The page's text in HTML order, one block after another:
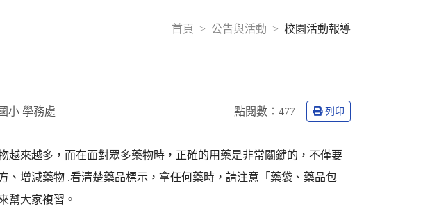
首頁 公告與活動 校園活動報導
小 學務處 點閱數： 477 列印
越來越多，而在面對眾多藥物時，正確的用藥是非常關鍵的，不僅要
、增減藥物 .看清楚藥品標示，拿任何藥時，請注意「藥袋、藥品包
幫大家複習。